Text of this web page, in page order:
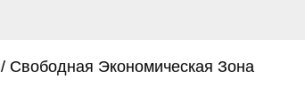
/ Свободная Экономическая Зона